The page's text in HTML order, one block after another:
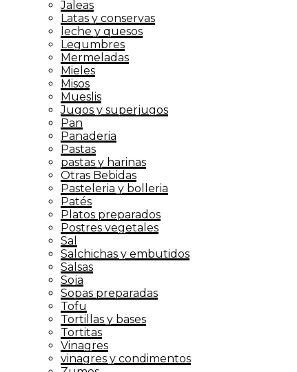
Jaleas
Latas y conservas
leche y quesos
Legumbres
Mermeladas
Mieles
Misos
Mueslis
Jugos y superjugos
Pan
Panaderia
Pastas
pastas y harinas
Otras Bebidas
Pasteleria y bolleria
Patés
Platos preparados
Postres vegetales
Sal
Salchichas y embutidos
Salsas
Soja
Sopas preparadas
Tofu
Tortillas y bases
Tortitas
Vinagres
vinagres y condimentos